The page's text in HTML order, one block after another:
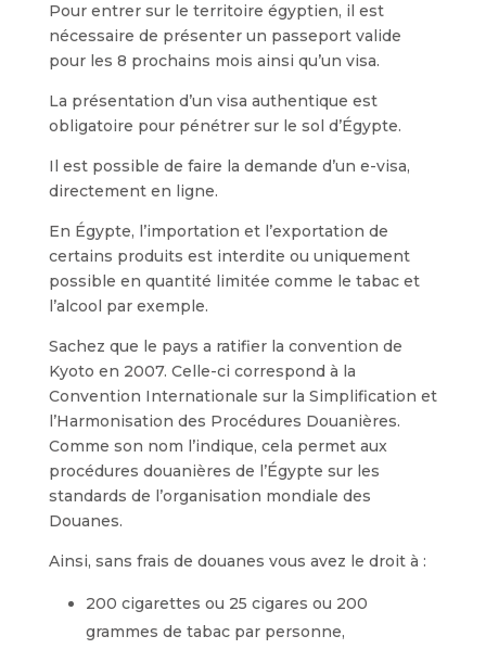
Pour entrer sur le territoire égyptien, il est
nécessaire de présenter un passeport valide
pour les 8 prochains mois ainsi qu’un visa.
La présentation d’un visa authentique est
obligatoire pour pénétrer sur le sol d’Égypte.
Il est possible de faire la demande d’un e-visa,
directement en ligne.
En Égypte, l’importation et l’exportation de
certains produits est interdite ou uniquement
possible en quantité limitée comme le tabac et
l’alcool par exemple.
Sachez que le pays a ratifier la convention de
Kyoto en 2007. Celle-ci correspond à la
Convention Internationale sur la Simplification et
l’Harmonisation des Procédures Douanières.
Comme son nom l’indique, cela permet aux
procédures douanières de l’Égypte sur les
standards de l’organisation mondiale des
Douanes.
Ainsi, sans frais de douanes vous avez le droit à :
200 cigarettes ou 25 cigares ou 200
grammes de tabac par personne,